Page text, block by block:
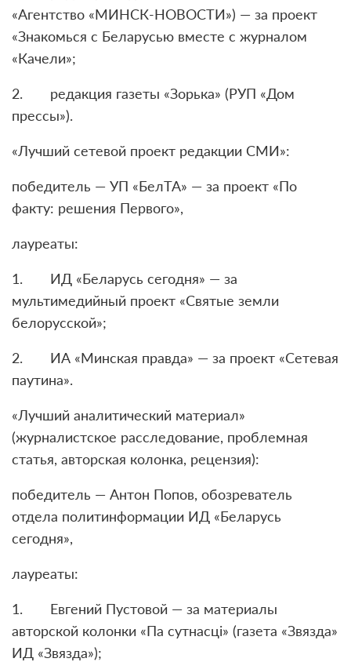
«Агентство «МИНСК-НОВОСТИ») — за проект
«Знакомься с Беларусью вместе с журналом
«Качели»;
2. редакция газеты «Зорька» (РУП «Дом
прессы»).
«Лучший сетевой проект редакции СМИ»:
победитель — УП «БелТА» — за проект «По
факту: решения Первого»,
лауреаты:
1. ИД «Беларусь сегодня» — за
мультимедийный проект «Святые земли
белорусской»;
2. ИА «Минская правда» — за проект «Сетевая
паутина».
«Лучший аналитический материал»
(журналистское расследование, проблемная
статья, авторская колонка, рецензия):
победитель — Антон Попов, обозреватель
отдела политинформации ИД «Беларусь
сегодня»,
лауреаты:
1. Евгений Пустовой — за материалы
авторской колонки «Па сутнасці» (газета «Звязда»
ИД «Звязда»);